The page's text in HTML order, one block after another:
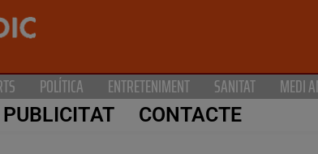
POLÍTICA ENTRETENIMENT SANITAT MEDI
PUBLICITAT CONTACTE